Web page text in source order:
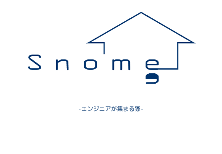
-エンジニアが集まる家-